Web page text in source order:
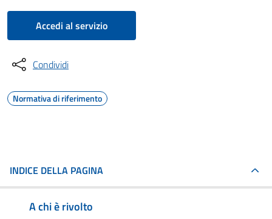
Accedi al servizio
Condividi
Normativa di riferimento
INDICE DELLA PAGINA
A chi è rivolto